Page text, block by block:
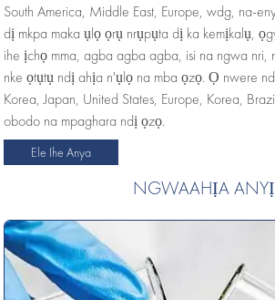
South America, Middle East, Europe, wdg, na-
dị mkpa maka ụlọ ọrụ nrụpụta dị ka kemịkalụ,
ihe ịchọ mma, agba agba agba, isi na ngwa nri,
nke ọtụtụ ndị ahịa n'ụlọ na mba ọzọ. Ọ nwere
Korea, Japan, United States, Europe, Korea,
obodo na mpaghara ndị ọzọ.
Ele Ihe Anya
NGWAAHỊA ANYỊ